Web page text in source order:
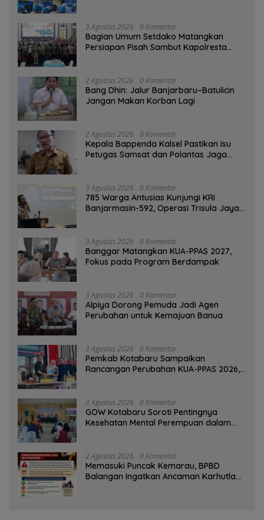
3 Agustus 2026 0 Komentar
Bagian Umum Setdako Matangkan
Persiapan Pisah Sambut Kapolresta
2 Agustus 2026 0 Komentar
Bang Dhin: Jalur Banjarbaru–Batulicin
Jangan Makan Korban Lagi
2 Agustus 2026 0 Komentar
Kepala Bappenda Kalsel Pastikan Isu
Petugas Samsat dan Polantas Jaga
3 Agustus 2026 0 Komentar
785 Warga Antusias Kunjungi KRI
Banjarmasin-592, Operasi Trisula Jaya
3 Agustus 2026 0 Komentar
‎Banggar Matangkan KUA-PPAS 2027,
Fokus pada Program Berdampak
3 Agustus 2026 0 Komentar
‎Alpiya Dorong Pemuda Jadi Agen
Perubahan untuk Kemajuan Banua ‎
3 Agustus 2026 0 Komentar
Pemkab Kotabaru Sampaikan
Rancangan Perubahan KUA-PPAS 2026,
3 Agustus 2026 0 Komentar
GOW Kotabaru Soroti Pentingnya
Kesehatan Mental Perempuan dalam
2 Agustus 2026 0 Komentar
Memasuki Puncak Kemarau, BPBD
Balangan Ingatkan Ancaman Karhutla